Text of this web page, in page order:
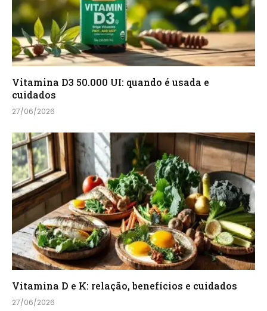
Vitamina D3 50.000 UI: quando é usada e
cuidados
27/06/2026
Vitamina D e K: relação, benefícios e cuidados
27/06/2026